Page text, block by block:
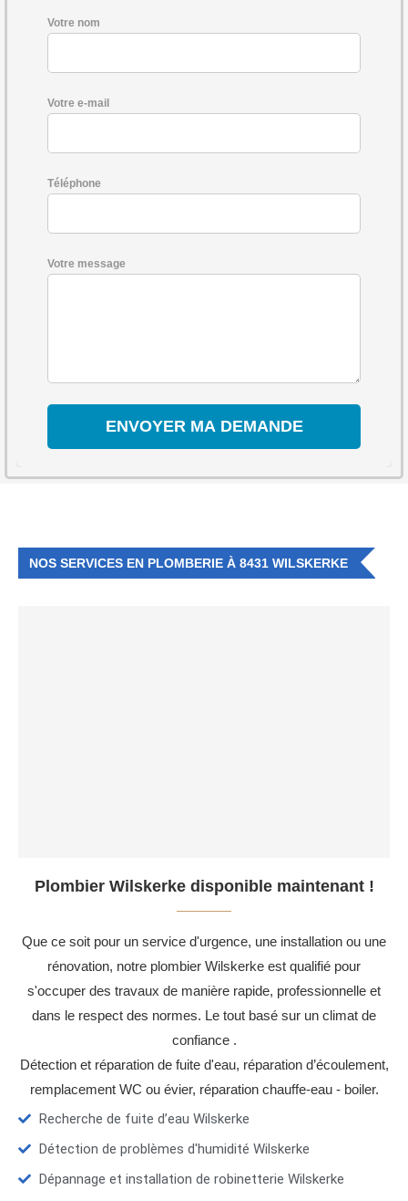
Votre nom
Votre e-mail
Téléphone
Votre message
NOS SERVICES EN PLOMBERIE À 8431 WILSKERKE
Plombier Wilskerke disponible maintenant !
Que ce soit pour un service d'urgence, une installation ou une
rénovation, notre plombier Wilskerke est qualifié pour
s'occuper des travaux de manière rapide, professionnelle et
dans le respect des normes. Le tout basé sur un climat de
confiance .
Détection et réparation de fuite d'eau, réparation d’écoulement,
remplacement WC ou évier, réparation chauffe-eau - boiler.
Recherche de fuite d’eau Wilskerke
Détection de problèmes d'humidité Wilskerke
Dépannage et installation de robinetterie Wilskerke